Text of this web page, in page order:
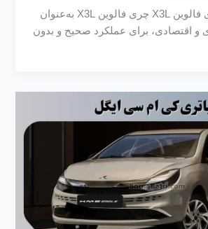
معرفی باتری چری فالوین X3L چری فالوین X3L به‌عنوان
اقتصادی، برای عملکرد صحیح و بدون